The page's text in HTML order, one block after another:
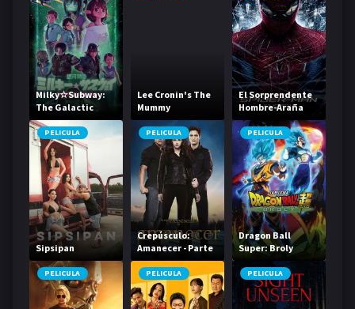
Milky☆Subway:
The Galactic
Limited Express -
La película
Lee Cronin's The
Mummy
El Sorprendente
Hombre-Araña
PELICULA
Sipsipan
PELICULA
Crepúsculo:
Amanecer - Parte
2
PELICULA
Dragon Ball
Super: Broly
PELICULA PELICULA PELICULA